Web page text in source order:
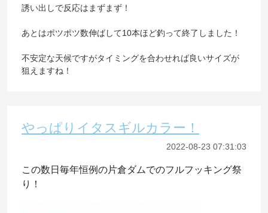
誘い出しで反応はまずまず！
あとはポツポツ数伸ばして10本ほど釣って終了しました！
不安定な天候ですがタイミングを合わせれば良いサイズが
狙えますね！
やっぱりイタスギルカラー！
2022-08-23 07:31:03
この数日毎年恒例の片倉ダムでのフルフッキング祭
り！